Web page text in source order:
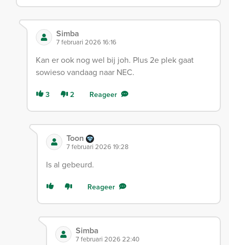
Simba
7 februari 2026 16:16
Kan er ook nog wel bij joh. Plus 2e plek gaat
sowieso vandaag naar NEC.
3 2 Reageer
Toon
7 februari 2026 19:28
Is al gebeurd.
Reageer
Simba
7 februari 2026 22:40